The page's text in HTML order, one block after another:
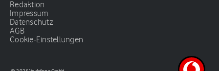
Redaktion
Impressum
Datenschutz
AGB
Cookie-Einstellungen